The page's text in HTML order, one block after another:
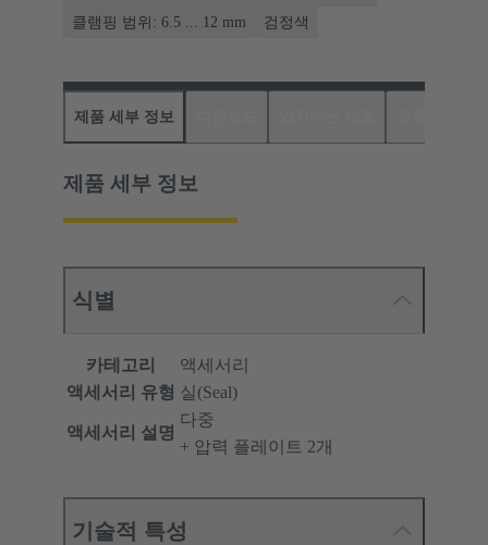
클램핑 범위: 6.5 ... 12 mm
검정색
제품 세부 정보
제품 세부 정보
식별
카테고리
액세서리
액세서리 유형 실(Seal)
액세서리 설명
다중
+ 압력 플레이트 2개
기술적 특성